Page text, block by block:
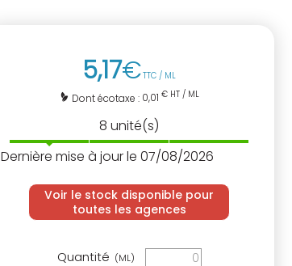
5,17€TTC / ML
Dont écotaxe : 0,01 € HT / ML
8 unité(s)
Dernière mise à jour le 07/08/2026
Voir le stock disponible pour
toutes les agences
Quantité (ML)